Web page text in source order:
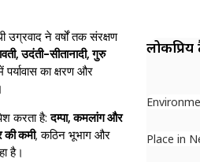
उग्रवाद ने वर्षों तक संरक्षण
उदंती-सीतानादी, गुरु
पर्यावास का क्षरण और
करता है:दम्पा, कमलांग और
की कमी, कठिन भूभाग और
है।
लोकप्रिय
Place in